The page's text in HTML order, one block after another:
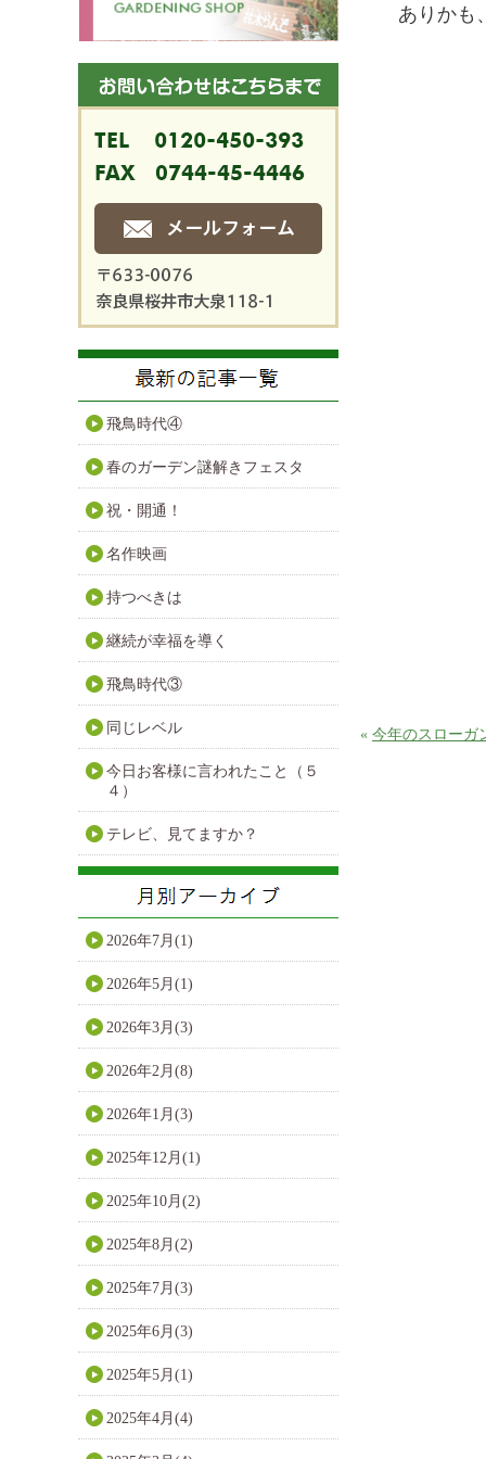
ありかも
« 今年のスローガ
飛鳥時代④
春のガーデン謎解きフェスタ
祝・開通！
名作映画
持つべきは
継続が幸福を導く
飛鳥時代③
同じレベル
今日お客様に言われたこと（５
４）
テレビ、見てますか？
2026年7月(1)
2026年5月(1)
2026年3月(3)
2026年2月(8)
2026年1月(3)
2025年12月(1)
2025年10月(2)
2025年8月(2)
2025年7月(3)
2025年6月(3)
2025年5月(1)
2025年4月(4)